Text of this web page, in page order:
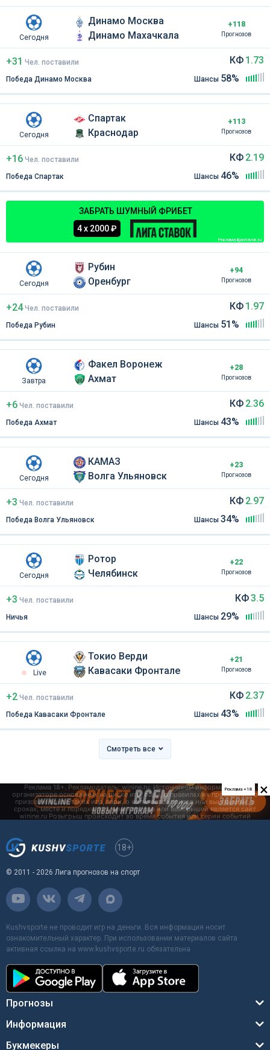
Сегодня
Динамо Москва
Динамо Махачкала
+118
Прогнозов
+31 Чел. поставили
Победа Динамо Москва
КФ 1.73
Шансы 58%
Сегодня
Спартак
Краснодар
+113
Прогнозов
+16 Чел. поставили
Победа Спартак
КФ 2.19
Шансы 46%
ЗАБРАТЬ ШУМНЫЙ ФРИБЕТ
4 х 2000 ₽
Реклама ligastavok.ru
Сегодня
Рубин
Оренбург
+94
Прогнозов
+24 Чел. поставили
Победа Рубин
КФ 1.97
Шансы 51%
Завтра
Факел Воронеж
Ахмат
+28
Прогнозов
+6 Чел. поставили
Победа Ахмат
КФ 2.36
Шансы 43%
Сегодня
КАМАЗ
Волга Ульяновск
+23
Прогнозов
+3 Чел. поставили
Победа Волга Ульяновск
КФ 2.97
Шансы 34%
Сегодня
Ротор
Челябинск
+22
Прогнозов
+3 Чел. поставили
Ничья
КФ3.5
Шансы 29%
Live
Токио Верди
Кавасаки Фронтале
+21
Прогнозов
+2 Чел. поставили
Победа Кавасаки Фронтале
КФ 2.37
Шансы 43%
Смотреть все
×
Реклама +18
18+
© 2011 - 2026 Лига прогнозов на спорт
Kushvsporte не проводит игр на деньги. Вся информация носит
ознакомительный характер. При использовании материалов сайта
активная ссылка на www.kushvsporte.ru обязательна
Прогнозы
Информация
Букмекеры